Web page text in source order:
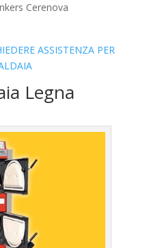
Cerenova
ASSISTENZA PER
Legna